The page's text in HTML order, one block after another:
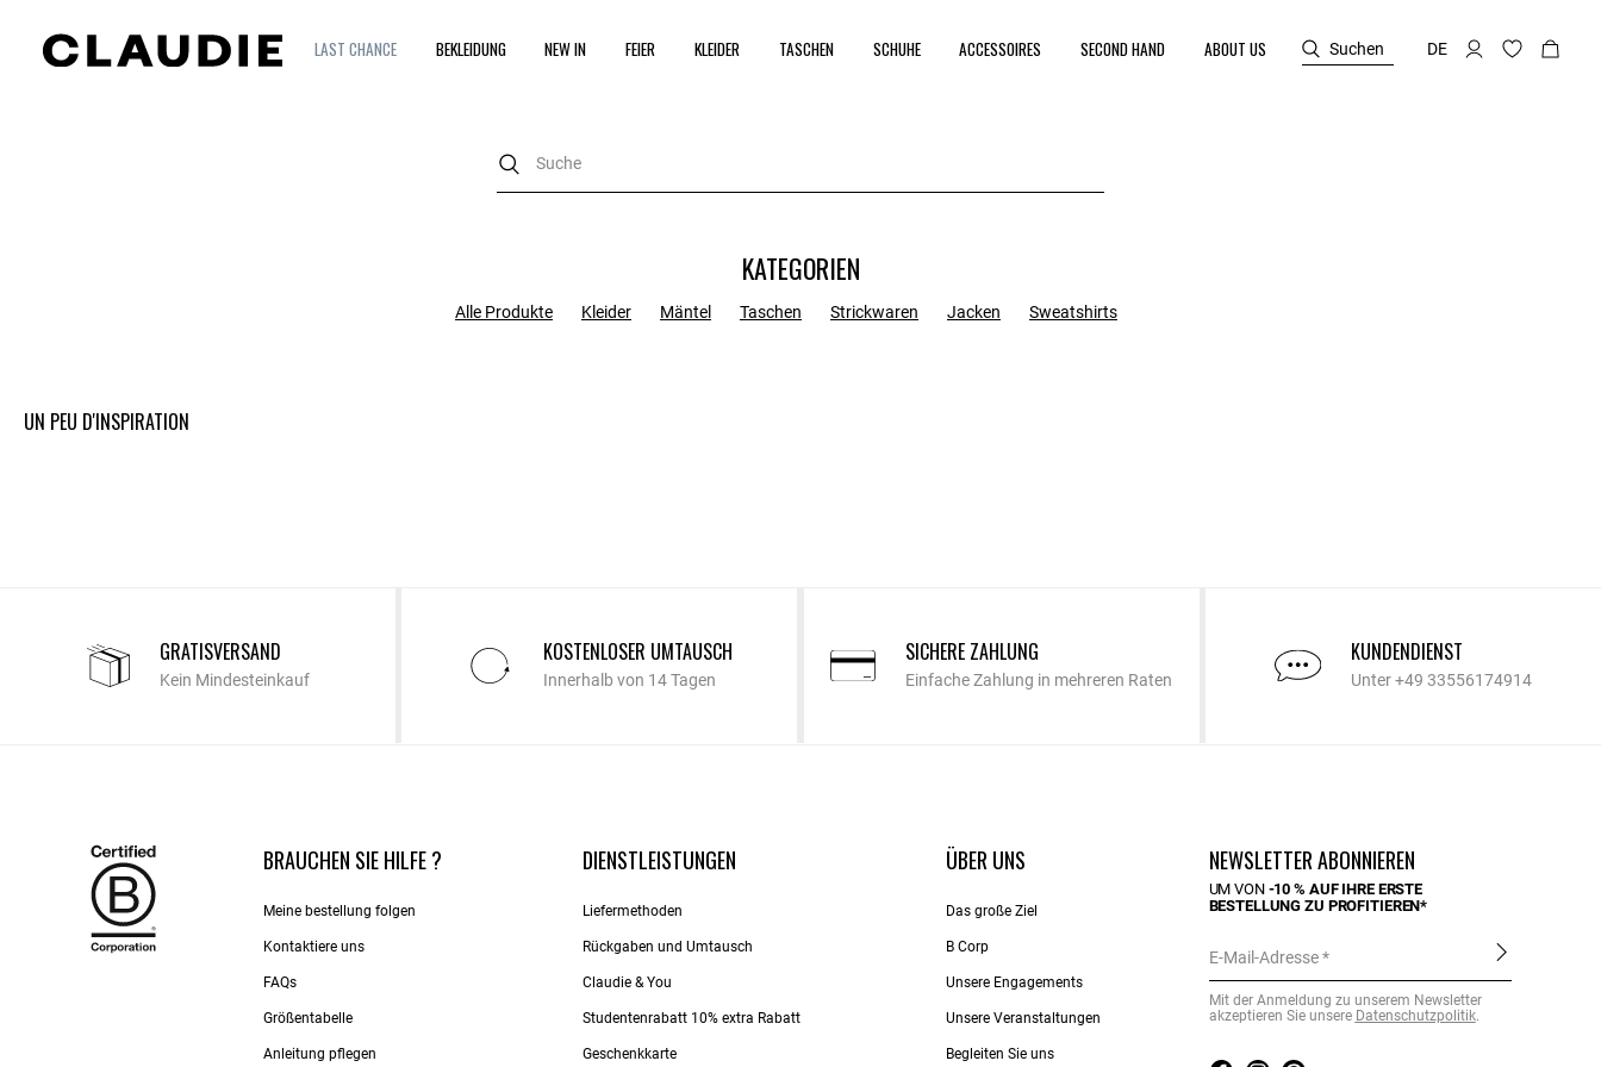
LAST CHANCE BEKLEIDUNG NEW IN FEIER KLEIDER TASCHEN SCHUHE ACCESSOIRES SECOND HAND ABOUT US Suchen DE
KATEGORIEN
Alle Produkte Kleider Mäntel Taschen Strickwaren Jacken Sweatshirts
UN PEU D'INSPIRATION
GRATISVERSAND
Kein Mindesteinkauf
KOSTENLOSER UMTAUSCH
Innerhalb von 14 Tagen
SICHERE ZAHLUNG
Einfache Zahlung in mehreren Raten
KUNDENDIENST
Unter +49 33556174914
BRAUCHEN SIE HILFE ?
Meine bestellung folgen
Kontaktiere uns​
FAQs
Größentabelle
Anleitung pflegen
DIENSTLEISTUNGEN
Liefermethoden
Rückgaben und Umtausch
Claudie & You
Studentenrabatt 10% extra Rabatt
Geschenkkarte
ÜBER UNS
Das große Ziel
B Corp
Unsere Engagements
Unsere Veranstaltungen
Begleiten Sie uns
NEWSLETTER ABONNIEREN
UM VON -10 % AUF IHRE ERSTE
BESTELLUNG ZU PROFITIEREN*
E-Mail-Adresse
Mit der Anmeldung zu unserem Newsletter
akzeptieren Sie unsere Datenschutzpolitik.